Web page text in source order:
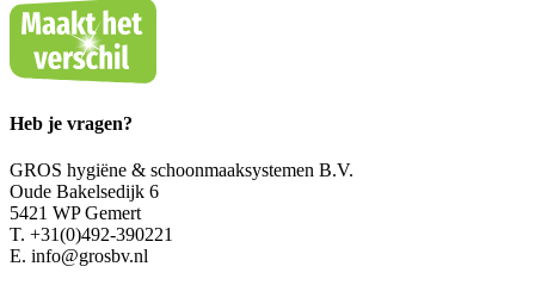
Heb je vragen?
GROS hygiëne & schoonmaaksystemen B.V.
Oude Bakelsedijk 6
5421 WP Gemert
T. +31(0)492-390221
E. info@grosbv.nl